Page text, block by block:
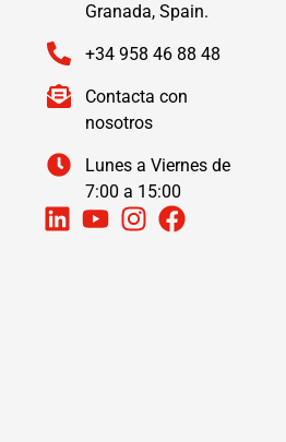
Granada, Spain.
+34 958 46 88 48
Contacta con
nosotros
Lunes a Viernes de
7:00 a 15:00